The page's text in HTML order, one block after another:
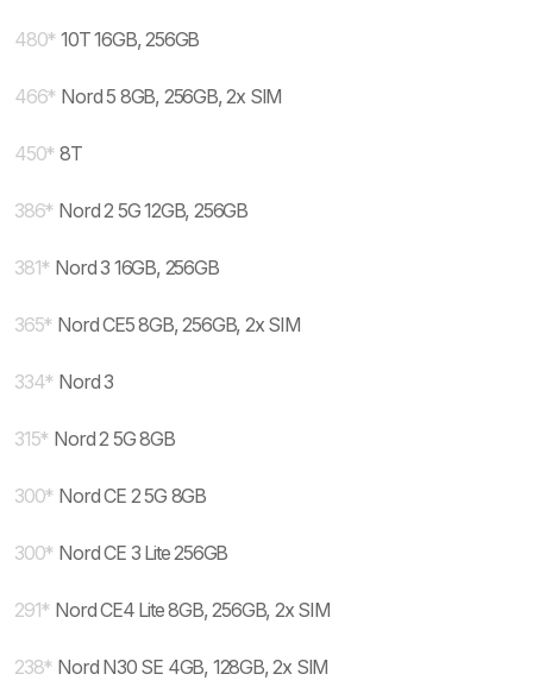
480* 10T 16GB, 256GB
466* Nord 5 8GB, 256GB, 2x SIM
450* 8T
386* Nord 2 5G 12GB, 256GB
381* Nord 3 16GB, 256GB
365* Nord CE5 8GB, 256GB, 2x SIM
334* Nord 3
315* Nord 2 5G 8GB
300* Nord CE 2 5G 8GB
300* Nord CE 3 Lite 256GB
291* Nord CE4 Lite 8GB, 256GB, 2x SIM
238* Nord N30 SE 4GB, 128GB, 2x SIM